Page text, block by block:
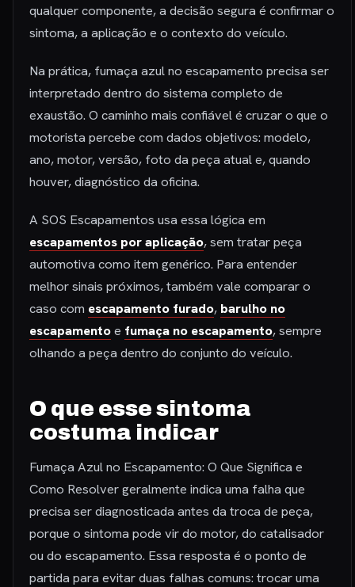
qualquer componente, a decisão segura é confirmar o
sintoma, a aplicação e o contexto do veículo.
Na prática, fumaça azul no escapamento precisa ser
interpretado dentro do sistema completo de
exaustão. O caminho mais confiável é cruzar o que o
motorista percebe com dados objetivos: modelo,
ano, motor, versão, foto da peça atual e, quando
houver, diagnóstico da oficina.
A SOS Escapamentos usa essa lógica em
escapamentos por aplicação, sem tratar peça
automotiva como item genérico. Para entender
melhor sinais próximos, também vale comparar o
caso com escapamento furado, barulho no
escapamentoe fumaça no escapamento, sempre
olhando a peça dentro do conjunto do veículo.
O que esse sintoma
costuma indicar
Fumaça Azul no Escapamento: O Que Significa e
Como Resolver geralmente indica uma falha que
precisa ser diagnosticada antes da troca de peça,
porque o sintoma pode vir do motor, do catalisador
ou do escapamento. Essa resposta é o ponto de
partida para evitar duas falhas comuns: trocar uma